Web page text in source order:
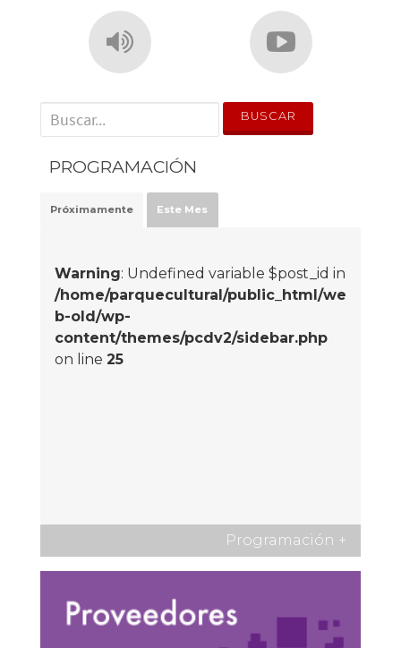
' . __('Search for:') . '
PROGRAMACIÓN
Próximamente Este Mes
Warning: Undefined variable $post_id in
/home/parquecultural/public_html/we
b-old/wp-
content/themes/pcdv2/sidebar.php
on line 25
Programación +